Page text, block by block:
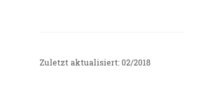
Zuletzt aktualisiert: 02/2018